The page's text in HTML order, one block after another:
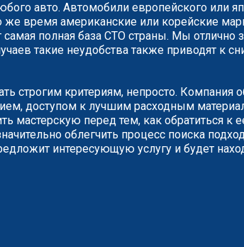
авто. Автомобили европейского или
время американские или корейские
полная база СТО страны. Мы отлично
такие неудобства также приводят к
строгим критериям, непросто. Компания
доступом к лучшим расходным
перед тем, как обратиться к
облегчить процесс поиска
интересующую услугу и будет